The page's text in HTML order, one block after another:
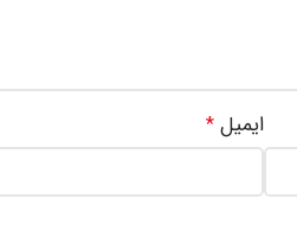
ایمیل *